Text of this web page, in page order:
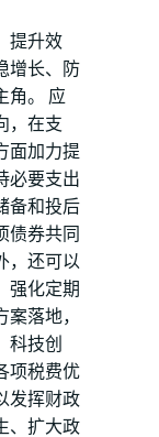
提升效
增长、防
角。 应
，在支
面加力提
必要支出
备和投后
债券共同
，还可以
强化定期
落地，
科技创
项税费优
发挥财政
、扩大政